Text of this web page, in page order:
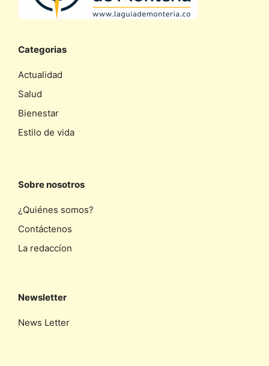
Categorias
Actualidad
Salud
Bienestar
Estilo de vida
Sobre nosotros
¿Quiénes somos?
Contáctenos
La redaccíon
Newsletter
News Letter